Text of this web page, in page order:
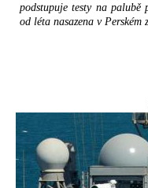
podstupuje testy na palubě
od léta nasazena v Perském